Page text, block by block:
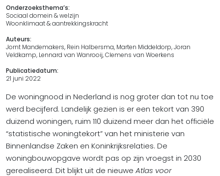
Onderzoeksthema’s:
Sociaal domein & welzijn
Woonklimaat & aantrekkingskracht
Auteurs:
Jornt Mandemakers, Rein Halbersma, Marten Middeldorp, Joran
Veldkamp, Lennard van Wanrooij, Clemens van Woerkens
Publicatiedatum:
21 juni 2022
De woningnood in Nederland is nog groter dan tot nu toe
werd becijferd. Landelijk gezien is er een tekort van 390
duizend woningen, ruim 110 duizend meer dan het officiële
“statistische woningtekort” van het ministerie van
Binnenlandse Zaken en Koninkrijksrelaties. De
woningbouwopgave wordt pas op zijn vroegst in 2030
gerealiseerd. Dit blijkt uit de nieuwe Atlas voor